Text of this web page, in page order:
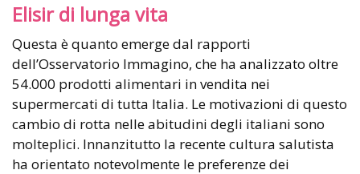
Elisir di lunga vita
Questa è quanto emerge dal rapporti
dell’Osservatorio Immagino, che ha analizzato oltre
54.000 prodotti alimentari in vendita nei
supermercati di tutta Italia. Le motivazioni di questo
cambio di rotta nelle abitudini degli italiani sono
molteplici. Innanzitutto la recente cultura salutista
ha orientato notevolmente le preferenze dei